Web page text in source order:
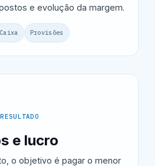
e evolução da margem.
Caixa Provisões
e lucro
o objetivo é pagar o menor